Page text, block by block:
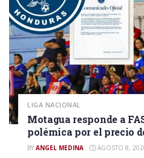
LIGA NACIONAL
Motagua responde a
polémica por el precio
BY ANGEL MEDINA AGOSTO 8,